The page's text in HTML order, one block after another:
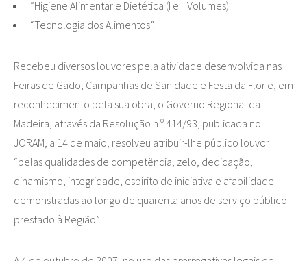
“Higiene Alimentar e Dietética (I e II Volumes)
“Tecnologia dos Alimentos”.
Recebeu diversos louvores pela atividade desenvolvida nas
Feiras de Gado, Campanhas de Sanidade e Festa da Flor e, em
reconhecimento pela sua obra, o Governo Regional da
Madeira, através da Resolução n.º 414/93, publicada no
JORAM, a 14 de maio, resolveu atribuir-lhe público louvor
“pelas qualidades de competência, zelo, dedicação,
dinamismo, integridade, espírito de iniciativa e afabilidade
demonstradas ao longo de quarenta anos de serviço público
prestado à Região”.